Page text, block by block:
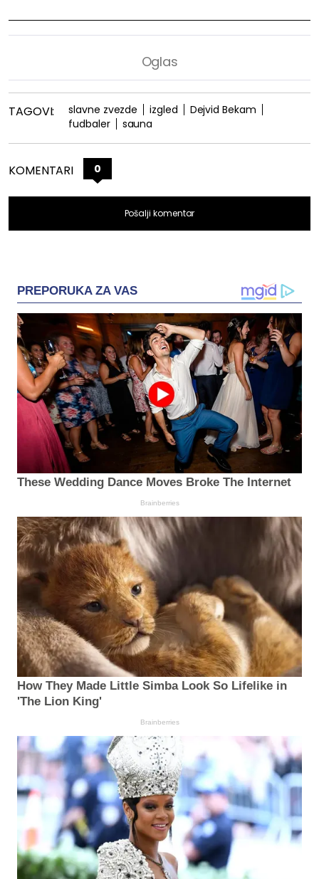
TAGOVI: slavne zvezde izgled
Dejvid Bekam
fudbaler
sauna
KOMENTARI 0
Pošalji komentar
PREPORUKA ZA VAS
These Wedding Dance Moves Broke The Internet
Brainberries
How They Made Little Simba Look So Lifelike in
'The Lion King'
Brainberries